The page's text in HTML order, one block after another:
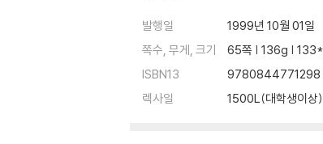
발행일
1999년 10월 01일
쪽수, 무게, 크기
65쪽 | 136g |
ISBN13
9780844771298
렉사일
1500L(대학생이상)